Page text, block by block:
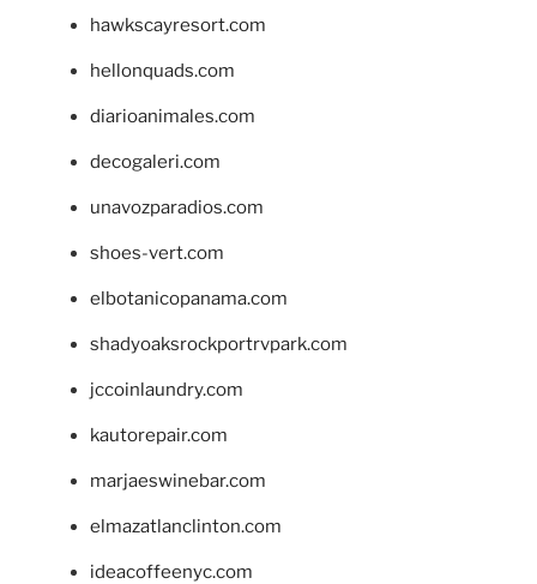
hawkscayresort.com
hellonquads.com
diarioanimales.com
decogaleri.com
unavozparadios.com
shoes-vert.com
elbotanicopanama.com
shadyoaksrockportrvpark.com
jccoinlaundry.com
kautorepair.com
marjaeswinebar.com
elmazatlanclinton.com
ideacoffeenyc.com